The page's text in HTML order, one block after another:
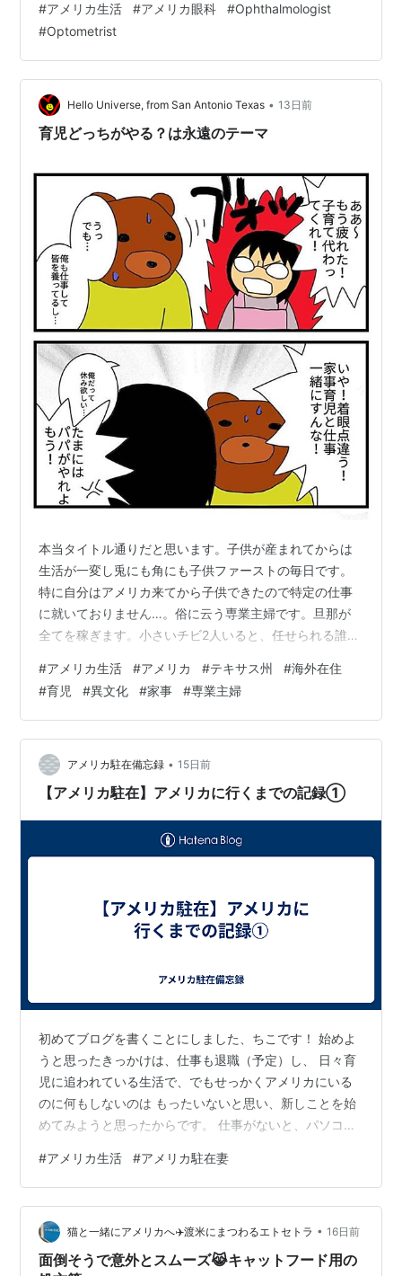
……はい、出ました。アメリカあるある。 日本の感覚だ
と「症状があるなら、もう少し早く診てもらえるので
は？」と思ってしまうのですが、アメリカでは専門医の
予約待ちは珍しくありません。 とはいえ、３ヵ月待ちか
ぁ......😂 OptometristとOphthalmologistの違い 去年末…
#アメリカ生活 #アメリカ眼科 #Ophthalmologist
#Optometrist
Hello Universe, from San Antonio Texas • 13日前
育児どっちがやる？は永遠のテーマ
本当タイトル通りだと思います。子供が産まれてからは
生活が一変し兎にも角にも子供ファーストの毎日です。
特に自分はアメリカ来てから子供できたので特定の仕事
に就いておりません…。俗に云う専業主婦です。旦那が
全てを稼ぎます。小さいチビ2人いると、任せられる誰か
ぎもないのでベビーシッターもハウスキーパーも雇えま
せん。結果的に自分が家事育児一式全てやりますからさ
て家計の補助的稼ぎにパートでも行くか！…とはいきま
せんでした。 自分の役割が分かっていながらも、やはり
しんどくなってきました。24時間7日子供達と付きっきり
生活。もちろん生き物ですので食べ物は必要で…
#アメリカ生活 #アメリカ #テキサス州 #海外在住
#育児 #異文化 #家事 #専業主婦
アメリカ駐在備忘録 • 15日前
【アメリカ駐在】アメリカに行くまでの記録①
初めてブログを書くことにしました、ちこです！ 始めよ
うと思ったきっかけは、仕事も退職（予定）し、 日々育
児に追われている生活で、でもせっかくアメリカにいる
のに何もしないのは もったいないと思い、新しことを始
めてみようと思ったからです。 仕事がないと、パソコン
ます（笑） さて、アメリカに来て９ヶ月が経とうとして
いますが、 アメリカに行くことに決まるまでについて、
今回はお話しさせていただきます！ 夫の会社の海外赴任
で、夫とわたし（妻）、子ども（２歳半）と一緒に アメ
リカに住んでいます。 元々、子どもがいない時に夫は海
#アメリカ生活 #アメリカ駐在妻
猫と一緒にアメリカへ✈️渡米にまつわるエトセトラ • 16日前
面倒そうで意外とスムーズ😹キャットフード用の